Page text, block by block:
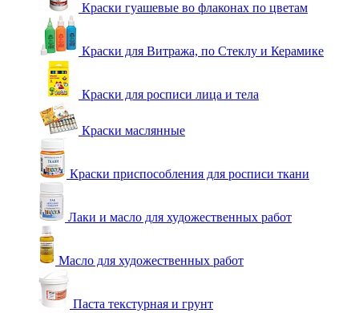
Краски гуашевые во флаконах по цветам
Краски для Витража, по Стеклу и Керамике
Краски для росписи лица и тела
Краски маслянные
Краски приспособления для росписи ткани
Лаки и масло для художественных работ
Масло для художественных работ
Паста текстурная и грунт